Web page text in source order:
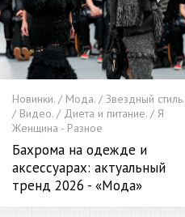
Новинки. / Мода. / Звездный стиль.
/ Видео. / Диета и питание. / Я
Женщина - Разное
Бахрома на одежде и
аксессуарах: актуальный
тренд 2026 - «Мода»